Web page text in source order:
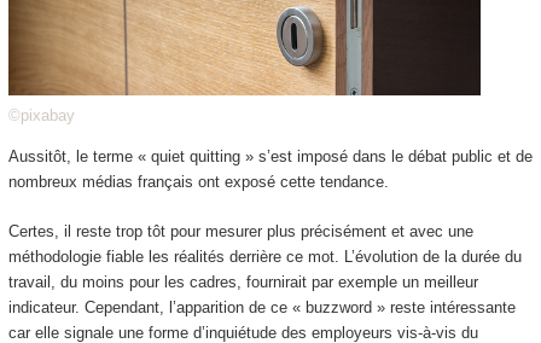
©pixabay
Aussitôt, le terme « quiet quitting » s’est imposé dans le débat public et de
nombreux médias français ont exposé cette tendance.
Certes, il reste trop tôt pour mesurer plus précisément et avec une
méthodologie fiable les réalités derrière ce mot. L’évolution de la durée du
travail, du moins pour les cadres, fournirait par exemple un meilleur
indicateur. Cependant, l’apparition de ce « buzzword » reste intéressante
car elle signale une forme d’inquiétude des employeurs vis-à-vis du